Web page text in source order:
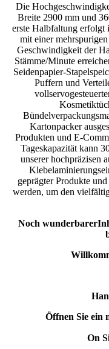
Die
Breite 2900 mm und
erste Halbfaltung erfolgt
mit einer mehrspurigen
Geschwindigkeit der
Stämme/Minute
Seidenpapier-
Puffern und
Kartonpacker
Produkten und E-
Tageskapazität kann
unserer hochpräzisen
geprägter Produkte
werden, um den
Noch wunderbarer
Öffnen Sie ein
On